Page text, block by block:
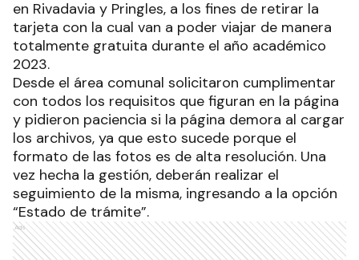
en Rivadavia y Pringles, a los fines de retirar la
tarjeta con la cual van a poder viajar de manera
totalmente gratuita durante el año académico
2023.
Desde el área comunal solicitaron cumplimentar
con todos los requisitos que figuran en la página
y pidieron paciencia si la página demora al cargar
los archivos, ya que esto sucede porque el
formato de las fotos es de alta resolución. Una
vez hecha la gestión, deberán realizar el
seguimiento de la misma, ingresando a la opción
“Estado de trámite”.
Ads